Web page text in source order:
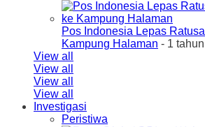
Pos Indonesia Lepas
Kampung Halaman - 1
View all
View all
View all
View all
Investigasi
Peristiwa